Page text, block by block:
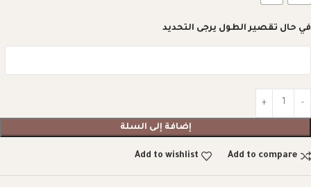
في حال تقصير الطول يرجى التحديد
إضافة إلى السلة
Add to compare
Add to wishlist